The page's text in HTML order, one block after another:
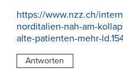
https://www.nzz.ch/
norditalien-nah-am-
alte-patienten-mehr-
Antworten